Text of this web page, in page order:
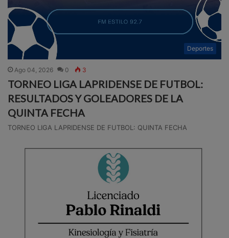
Deportes
Ago 04, 2026 0 3
TORNEO LIGA LAPRIDENSE DE FUTBOL:
RESULTADOS Y GOLEADORES DE LA
QUINTA FECHA
TORNEO LIGA LAPRIDENSE DE FUTBOL: QUINTA FECHA